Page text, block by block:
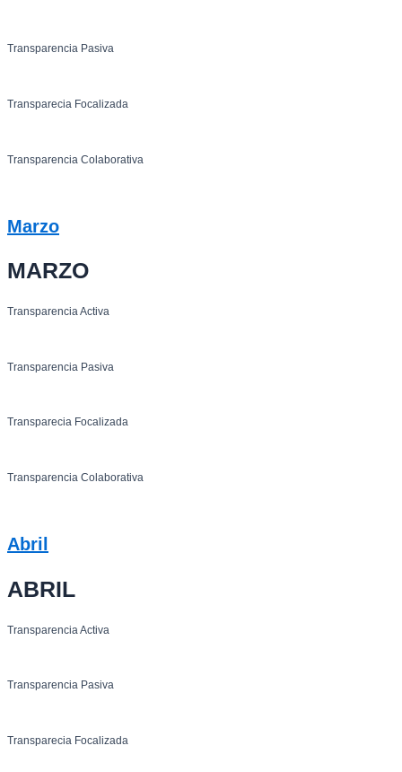
Transparencia Pasiva
Transparecia Focalizada
Transparencia Colaborativa
Marzo
MARZO
Transparencia Activa
Transparencia Pasiva
Transparecia Focalizada
Transparencia Colaborativa
Abril
ABRIL
Transparencia Activa
Transparencia Pasiva
Transparecia Focalizada